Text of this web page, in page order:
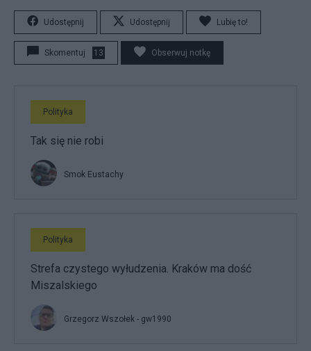
Udostępnij Udostępnij Lubię to!
Skomentuj 13 Obserwuj notkę
Polityka
Tak się nie robi
Smok Eustachy
Polityka
Strefa czystego wyłudzenia. Kraków ma dość
Miszalskiego
Grzegorz Wszołek - gw1990